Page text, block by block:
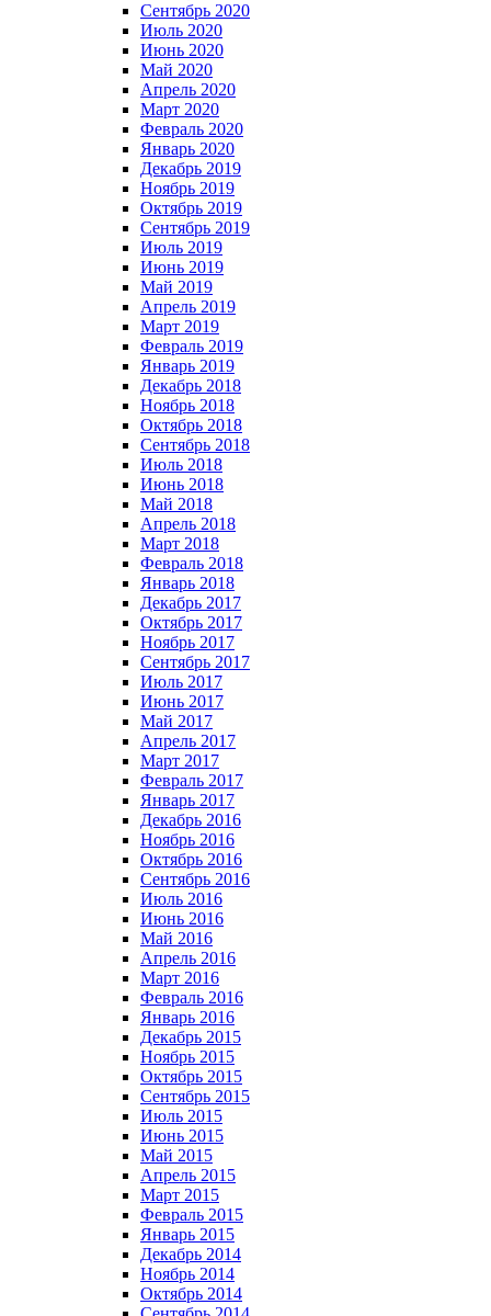
Сентябрь 2020
Июль 2020
Июнь 2020
Май 2020
Апрель 2020
Март 2020
Февраль 2020
Январь 2020
Декабрь 2019
Ноябрь 2019
Октябрь 2019
Сентябрь 2019
Июль 2019
Июнь 2019
Май 2019
Апрель 2019
Март 2019
Февраль 2019
Январь 2019
Декабрь 2018
Ноябрь 2018
Октябрь 2018
Сентябрь 2018
Июль 2018
Июнь 2018
Май 2018
Апрель 2018
Март 2018
Февраль 2018
Январь 2018
Декабрь 2017
Октябрь 2017
Ноябрь 2017
Сентябрь 2017
Июль 2017
Июнь 2017
Май 2017
Апрель 2017
Март 2017
Февраль 2017
Январь 2017
Декабрь 2016
Ноябрь 2016
Октябрь 2016
Сентябрь 2016
Июль 2016
Июнь 2016
Май 2016
Апрель 2016
Март 2016
Февраль 2016
Январь 2016
Декабрь 2015
Ноябрь 2015
Октябрь 2015
Сентябрь 2015
Июль 2015
Июнь 2015
Май 2015
Апрель 2015
Март 2015
Февраль 2015
Январь 2015
Декабрь 2014
Ноябрь 2014
Октябрь 2014